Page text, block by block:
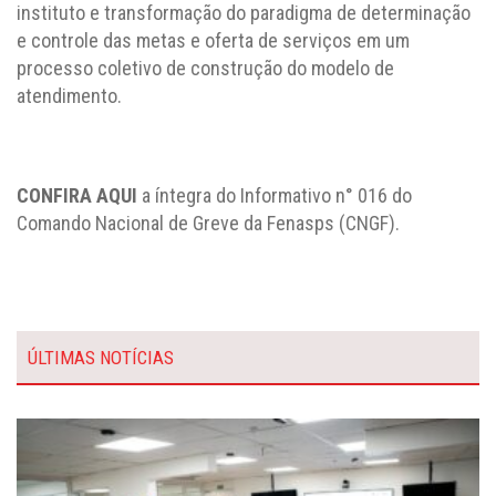
instituto e transformação do paradigma de determinação
e controle das metas e oferta de serviços em um
processo coletivo de construção do modelo de
atendimento.
CONFIRA AQUI a íntegra do Informativo n° 016 do
Comando Nacional de Greve da Fenasps (CNGF).
ÚLTIMAS NOTÍCIAS